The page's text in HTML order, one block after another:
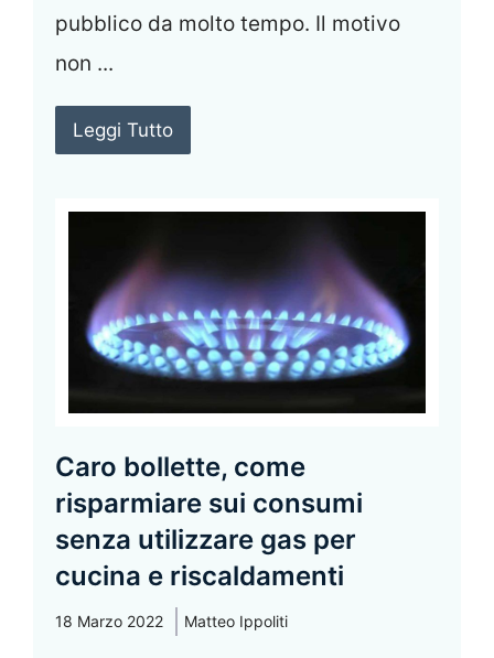
pubblico da molto tempo. Il motivo
non ...
Leggi Tutto
Caro bollette, come
risparmiare sui consumi
senza utilizzare gas per
cucina e riscaldamenti
18 Marzo 2022 Matteo Ippoliti